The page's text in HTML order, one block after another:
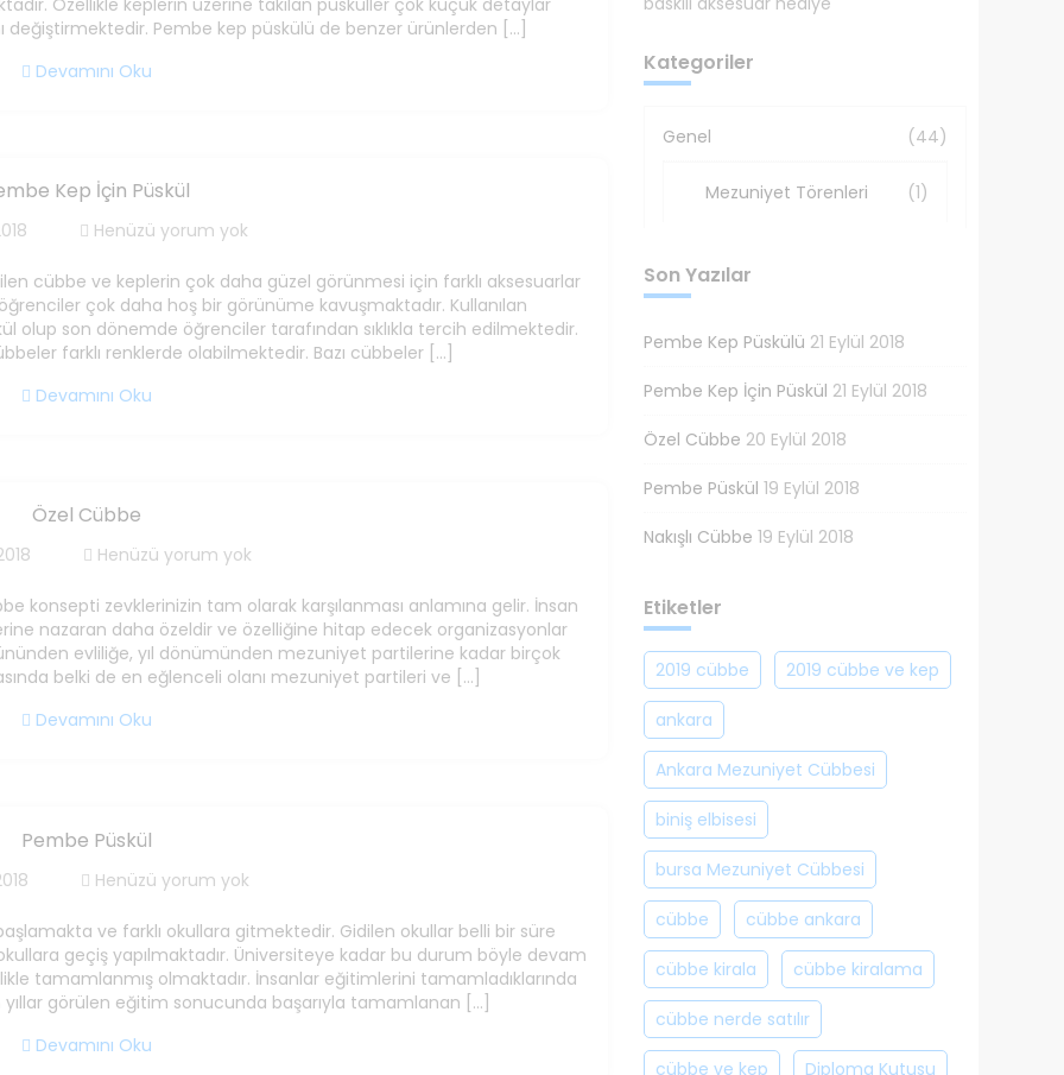
Özellikle keplerin üzerine takılan püsküller çok küçük detaylar
değiştirmektedir. Pembe kep püskülü de benzer ürünlerden […]
Devamını Oku
Kep İçin Püskül
Henüzü yorum yok
cübbe ve keplerin çok daha güzel görünmesi için farklı aksesuarlar
çok daha hoş bir görünüme kavuşmaktadır. Kullanılan
olup son dönemde öğrenciler tarafından sıklıkla tercih edilmektedir.
farklı renklerde olabilmektedir. Bazı cübbeler […]
Devamını Oku
Özel Cübbe
Henüzü yorum yok
konsepti zevklerinizin tam olarak karşılanması anlamına gelir. İnsan
nazaran daha özeldir ve özelliğine hitap edecek organizasyonlar
evliliğe, yıl dönümünden mezuniyet partilerine kadar birçok
belki de en eğlenceli olanı mezuniyet partileri ve […]
Devamını Oku
Pembe Püskül
Henüzü yorum yok
ve farklı okullara gitmektedir. Gidilen okullar belli bir süre
geçiş yapılmaktadır. Üniversiteye kadar bu durum böyle devam
tamamlanmış olmaktadır. İnsanlar eğitimlerini tamamladıklarında
görülen eğitim sonucunda başarıyla tamamlanan […]
Devamını Oku
Kategoriler
Genel (44)
Mezuniyet Törenleri (1)
Son Yazılar
Pembe Kep Püskülü 21 Eylül 2018
Pembe Kep İçin Püskül 21 Eylül 2018
Özel Cübbe 20 Eylül 2018
Pembe Püskül 19 Eylül 2018
Nakışlı Cübbe 19 Eylül 2018
Etiketler
2019 cübbe 2019 cübbe ve kep
ankara
Ankara Mezuniyet Cübbesi
biniş elbisesi
bursa Mezuniyet Cübbesi
cübbe cübbe ankara
cübbe kirala cübbe kiralama
cübbe nerde satılır
cübbe ve kep Diploma Kutusu